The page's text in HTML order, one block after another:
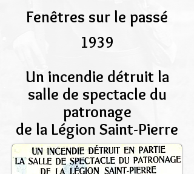
Fenêtres sur le passé
1939
Un incendie détruit la
salle de spectacle du
patronage
de la Légion Saint-Pierre